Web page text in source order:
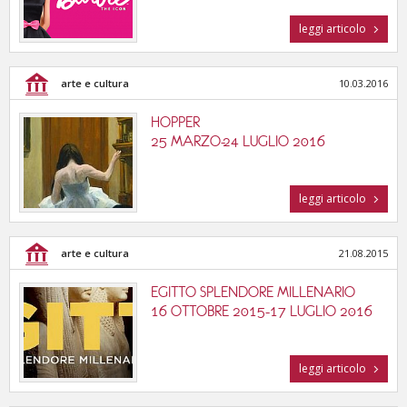
leggi articolo
arte e cultura 10.03.2016
HOPPER
25 MARZO-24 LUGLIO 2016
leggi articolo
arte e cultura 21.08.2015
EGITTO SPLENDORE MILLENARIO
16 OTTOBRE 2015-17 LUGLIO 2016
leggi articolo